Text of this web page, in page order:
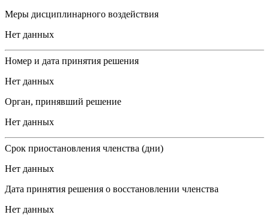
Меры дисциплинарного воздействия
Нет данных
Номер и дата принятия решения
Нет данных
Орган, принявший решение
Нет данных
Срок приостановления членства (дни)
Нет данных
Дата принятия решения о восстановлении членства
Нет данных